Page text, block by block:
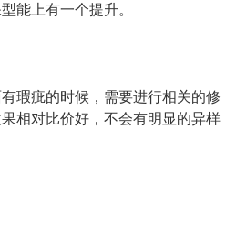
能上有一个提升。
瑕疵的时候，需要进行相关的修
相对比价好，不会有明显的异样